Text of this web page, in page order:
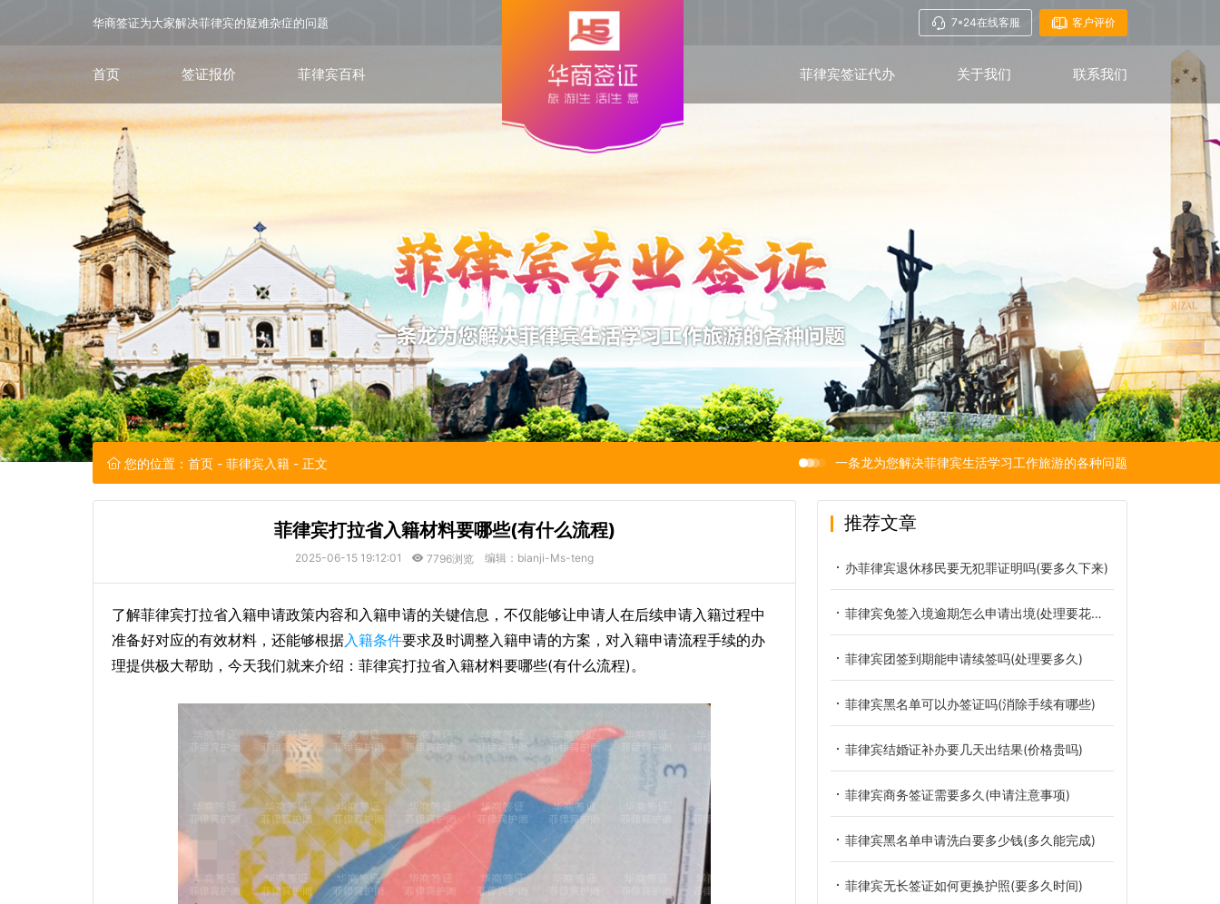
华商签证为大家解决菲律宾的疑难杂症的问题 7*24在线客服 客户评价
首页 签证报价 菲律宾百科 菲律宾签证代办 关于我们 联系我们
您的位置： 首页 - 菲律宾入籍 - 正文 一条龙为您解决菲律宾生活学习工作旅游的各种问题
菲律宾打拉省入籍材料要哪些(有什么流程)
2025-06-15 19:12:01 7796浏览 编辑：bianji-Ms-teng
了解菲律宾打拉省入籍申请政策内容和入籍申请的关键信息，不仅能够让申请人在后续申请入籍过程中
准备好对应的有效材料，还能够根据入籍条件要求及时调整入籍申请的方案，对入籍申请流程手续的办
理提供极大帮助，今天我们就来介绍：菲律宾打拉省入籍材料要哪些(有什么流程)。
推荐文章
办菲律宾退休移民要无犯罪证明吗(要多久下来)
菲律宾免签入境逾期怎么申请出境(处理要花多少钱)
菲律宾团签到期能申请续签吗(处理要多久)
菲律宾黑名单可以办签证吗(消除手续有哪些)
菲律宾结婚证补办要几天出结果(价格贵吗)
菲律宾商务签证需要多久(申请注意事项)
菲律宾黑名单申请洗白要多少钱(多久能完成)
菲律宾无长签证如何更换护照(要多久时间)